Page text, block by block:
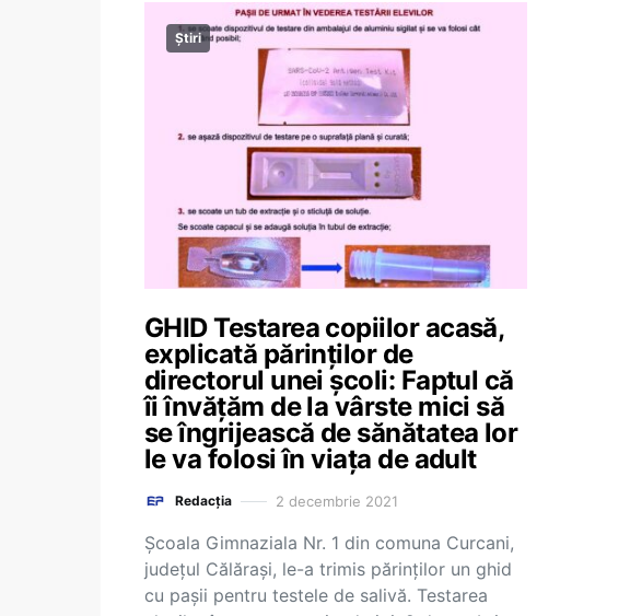
Știri
GHID Testarea copiilor acasă,
explicată părinților de
directorul unei școli: Faptul că
îi învățăm de la vârste mici să
se îngrijească de sănătatea lor
le va folosi în viața de adult
Redacția 2 decembrie 2021
Școala Gimnaziala Nr. 1 din comuna Curcani,
județul Călărași, le-a trimis părinților un ghid
cu pașii pentru testele de salivă. Testarea